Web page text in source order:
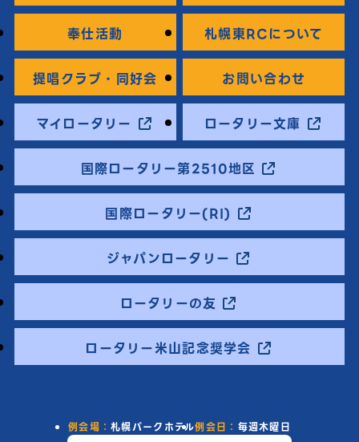
奉仕活動 札幌東RCについて
提唱クラブ・同好会 お問い合わせ
マイロータリー ロータリー文庫
国際ロータリー第2510地区
国際ロータリー(RI)
ジャパンロータリー
ロータリーの友
ロータリー米山記念奨学会
例会場：札幌パークホテル例会日： 毎週木曜日